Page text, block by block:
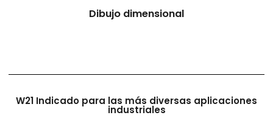
Dibujo dimensional
W21 Indicado para las más diversas aplicaciones
industriales